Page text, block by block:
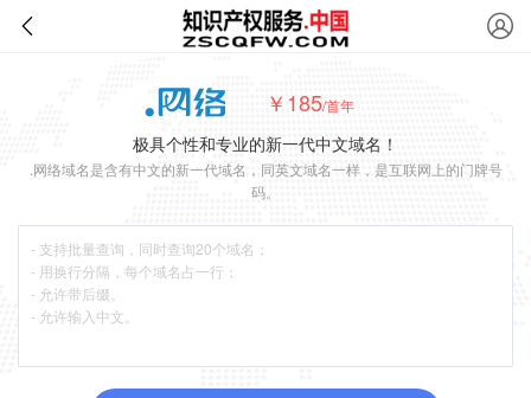
￥185/首年
极具个性和专业的新一代中文域名！
.网络域名是含有中文的新一代域名，同英文域名一样，是互联网上的门牌号
码。